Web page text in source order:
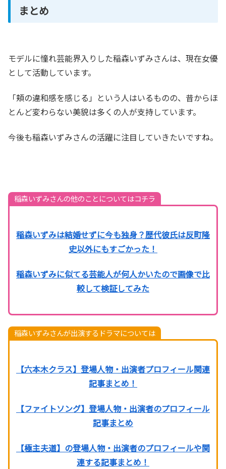
まとめ
モデルに憧れ芸能界入りした稲森いずみさんは、現在女優
として活動しています。
「頬の違和感を感じる」という人はいるものの、昔からほ
とんど変わらない美貌は多くの人が支持しています。
今後も稲森いずみさんの活躍に注目していきたいですね。
稲森いずみさんの他のことについてはコチラ
稲森いずみは結婚せずに今も独身？歴代彼氏は反町隆
史以外にもすごかった！
稲森いずみに似てる芸能人が何人かいたので画像で比
較して検証してみた
稲森いずみさんが出演するドラマについては
【六本木クラス】登場人物・出演者プロフィール関連
記事まとめ！
【ファイトソング】登場人物・出演者のプロフィール
記事まとめ
【極主夫道】の登場人物・出演者のプロフィールや関
連する記事まとめ！